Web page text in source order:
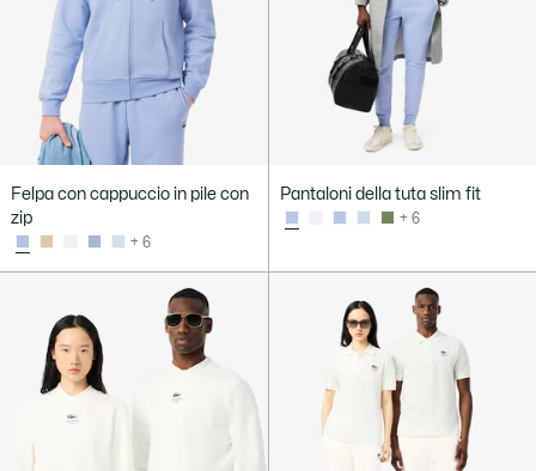
Felpa con cappuccio in pile con
zip
+ 6
Pantaloni della tuta slim fit
+ 6